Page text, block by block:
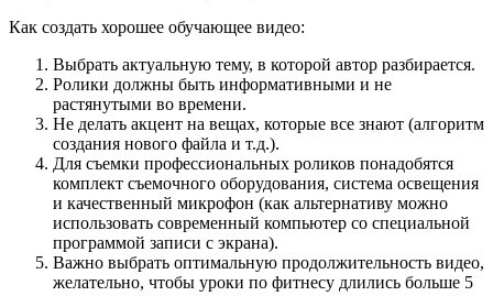
Как создать хорошее обучающее видео:
Выбрать актуальную тему, в которой автор разбирается.
Ролики должны быть информативными и не
растянутыми во времени.
Не делать акцент на вещах, которые все знают (алгоритм
создания нового файла и т.д.).
Для съемки профессиональных роликов понадобятся
комплект съемочного оборудования, система освещения
и качественный микрофон (как альтернативу можно
использовать современный компьютер со специальной
программой записи с экрана).
Важно выбрать оптимальную продолжительность видео,
желательно, чтобы уроки по фитнесу длились больше 5